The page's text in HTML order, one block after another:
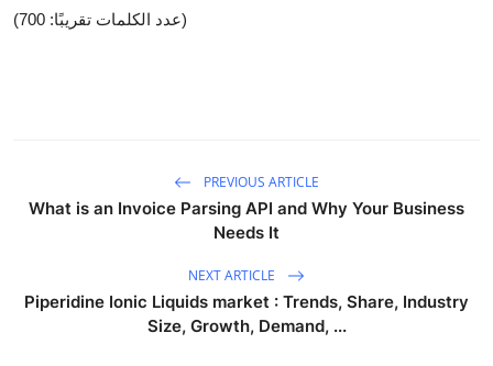
(عدد الكلمات تقريبًا: 700)
PREVIOUS ARTICLE
What is an Invoice Parsing API and Why Your Business
Needs It
NEXT ARTICLE
Piperidine Ionic Liquids market : Trends, Share, Industry
Size, Growth, Demand, ...